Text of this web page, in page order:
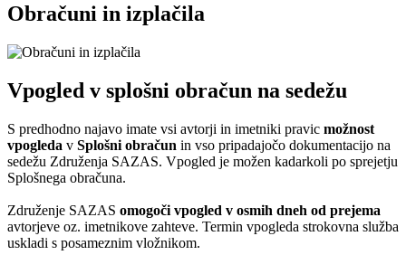
Obračuni in izplačila
Vpogled v splošni obračun na sedežu
S predhodno najavo imate vsi avtorji in imetniki pravic možnost
vpogleda v Splošni obračun in vso pripadajočo dokumentacijo na
sedežu Združenja SAZAS. Vpogled je možen kadarkoli po sprejetju
Splošnega obračuna.
Združenje SAZAS omogoči vpogled v osmih dneh od prejema
avtorjeve oz. imetnikove zahteve. Termin vpogleda strokovna služba
uskladi s posameznim vložnikom.